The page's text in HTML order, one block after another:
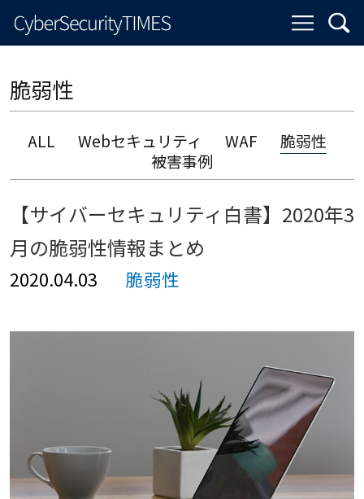
脆弱性
ALL Webセキュリティ WAF
脆弱性
被害事例
【サイバーセキュリティ白書】2020年3
月の脆弱性情報まとめ
2020.04.03 脆弱性